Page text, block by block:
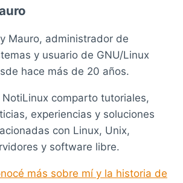
Mauro, administrador de
y usuario de GNU/Linux
hace más de 20 años.
NotiLinux comparto tutoriales,
experiencias y soluciones
con Linux, Unix,
y software libre.
más sobre mí y la historia de